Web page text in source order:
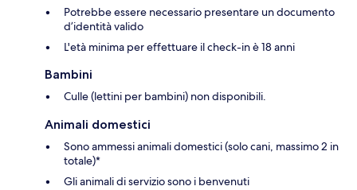
Potrebbe essere necessario presentare un documento
d’identità valido
L'età minima per effettuare il check-in è 18 anni
Bambini
Culle (lettini per bambini) non disponibili.
Animali domestici
Sono ammessi animali domestici (solo cani, massimo 2 in
totale)*
Gli animali di servizio sono i benvenuti